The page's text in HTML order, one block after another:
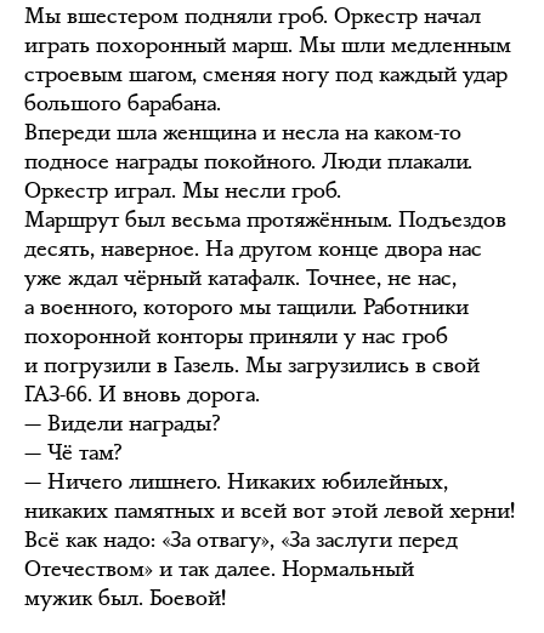
Мы вшестером подняли гроб. Оркестр начал
играть похоронный марш. Мы шли медленным
строевым шагом, сменяя ногу под каждый удар
большого барабана.
Впереди шла женщина и несла на каком-то
подносе награды покойного. Люди плакали.
Оркестр играл. Мы несли гроб.
Маршрут был весьма протяжённым. Подъездов
десять, наверное. На другом конце двора нас
уже ждал чёрный катафалк. Точнее, не нас,
а военного, которого мы тащили. Работники
похоронной конторы приняли у нас гроб
и погрузили в Газель. Мы загрузились в свой
ГАЗ-66. И вновь дорога.
— Видели награды?
— Чё там?
— Ничего лишнего. Никаких юбилейных,
никаких памятных и всей вот этой левой херни!
Всё как надо: «За отвагу», «За заслуги перед
Отечеством» и так далее. Нормальный
мужик был. Боевой!